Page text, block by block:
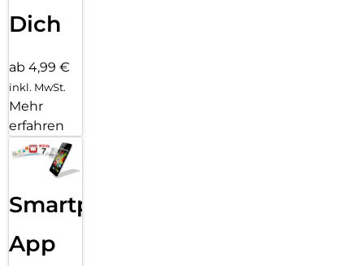
Dich
ab 4,99 €
inkl. MwSt.
Mehr
erfahren
Smartphone
App